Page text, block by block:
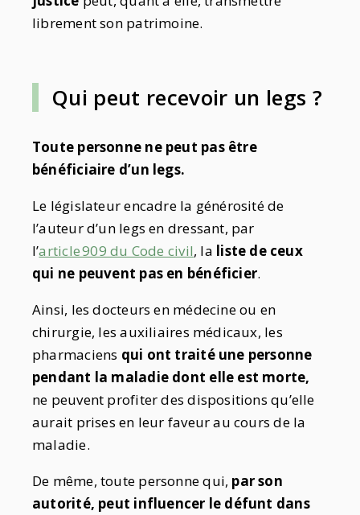
librement son patrimoine.
Qui peut recevoir un legs ?
Toute personne ne peut pas être
bénéficiaire d’un legs.
Le législateur encadre la générosité de
l’auteur d’un legs en dressant, par
l’article 909 du Code civil, la liste de ceux
qui ne peuvent pas en bénéficier.
Ainsi, les docteurs en médecine ou en
chirurgie, les auxiliaires médicaux, les
pharmaciens qui ont traité une personne
pendant la maladie dont elle est morte,
ne peuvent profiter des dispositions qu’elle
aurait prises en leur faveur au cours de la
maladie.
De même, toute personne qui, par son
autorité, peut influencer le défunt dans